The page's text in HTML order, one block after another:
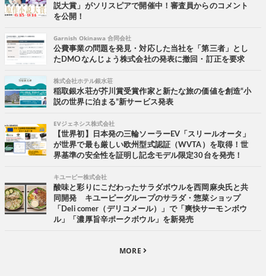
説大賞」がソリスピアで開催中！審査員からのコメント
を公開！
Garnish Okinawa 合同会社
公費事業の問題を発見・対応した当社を「第三者」とし
たDMOなんじょう株式会社の発表に撤回・訂正を要求
株式会社ホテル銀水荘
稲取銀水荘が芥川賞受賞作家と新たな旅の価値を創造“小
説の世界に泊まる”新サービス発表
EVジェネシス株式会社
【世界初】日本発の三輪ソーラーEV「スリールオータ」
が世界で最も厳しい欧州型式認証（WVTA）を取得！世
界基準の安全性を証明し記念モデル限定30台を発売！
キユーピー株式会社
酸味と彩りにこだわったサラダボウルを西岡麻央氏と共
同開発 キユーピーグループのサラダ・惣菜ショップ
「Deli comer（デリコメール）」で「爽快サーモンボウ
ル」「濃厚旨辛ポークボウル」を新発売
MORE